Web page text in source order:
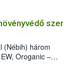
a szlovák
érdekében.
szer
(Nébih) három
Oroganic –
követően,